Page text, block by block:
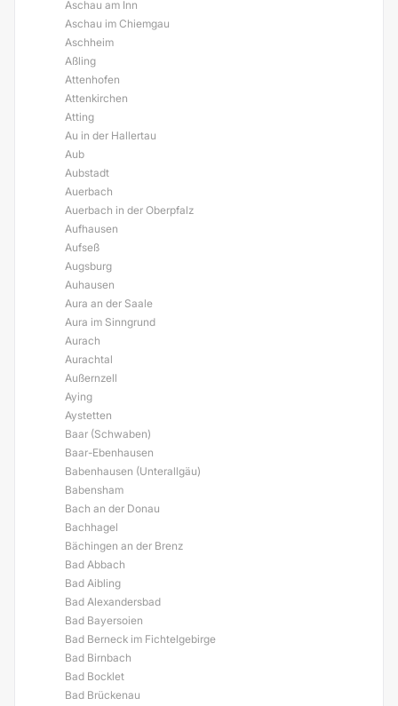
Aschau am Inn
Aschau im Chiemgau
Aschheim
Aßling
Attenhofen
Attenkirchen
Atting
Au in der Hallertau
Aub
Aubstadt
Auerbach
Auerbach in der Oberpfalz
Aufhausen
Aufseß
Augsburg
Auhausen
Aura an der Saale
Aura im Sinngrund
Aurach
Aurachtal
Außernzell
Aying
Aystetten
Baar (Schwaben)
Baar-Ebenhausen
Babenhausen (Unterallgäu)
Babensham
Bach an der Donau
Bachhagel
Bächingen an der Brenz
Bad Abbach
Bad Aibling
Bad Alexandersbad
Bad Bayersoien
Bad Berneck im Fichtelgebirge
Bad Birnbach
Bad Bocklet
Bad Brückenau